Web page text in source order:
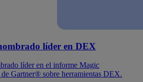
líder en DEX
líder en el informe Magic
Gartner® sobre herramientas DEX.